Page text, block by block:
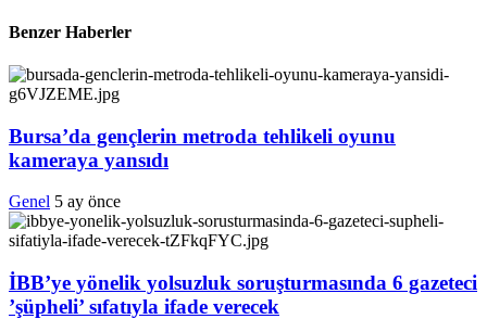
Benzer Haberler
Bursa’da gençlerin metroda tehlikeli oyunu
kameraya yansıdı
Genel 5 ay önce
İBB’ye yönelik yolsuzluk soruşturmasında 6 gazeteci
’şüpheli’ sıfatıyla ifade verecek